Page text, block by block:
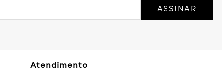
ASSINAR
Atendimento